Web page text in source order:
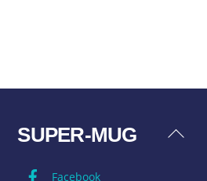
Back
SUPER-MUG
Facebook